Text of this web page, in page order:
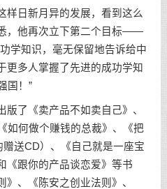
日新月异的发展，看到这么
，他再次立下第二个目标——
学知识，毫无保留地告诉给中
更多人掌握了先进的成功学知
国！”
了《卖产品不如卖自己》、
如何做个赚钱的总裁》、《把
赠送CD）、《自己就是一座宝
《跟你的产品谈恋爱》等书
、《陈安之创业法则》、